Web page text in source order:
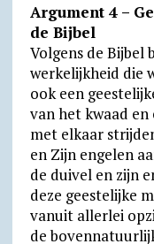
Argument 4 –
de Bijbel
Volgens de Bijbel
werkelijkheid die
ook een
van het kwaad
met elkaar
en Zijn engelen
de duivel en zijn
deze geestelijke
vanuit allerlei
de